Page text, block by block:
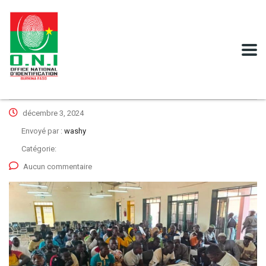
décembre 3, 2024
Envoyé par : washy
Catégorie:
Aucun commentaire